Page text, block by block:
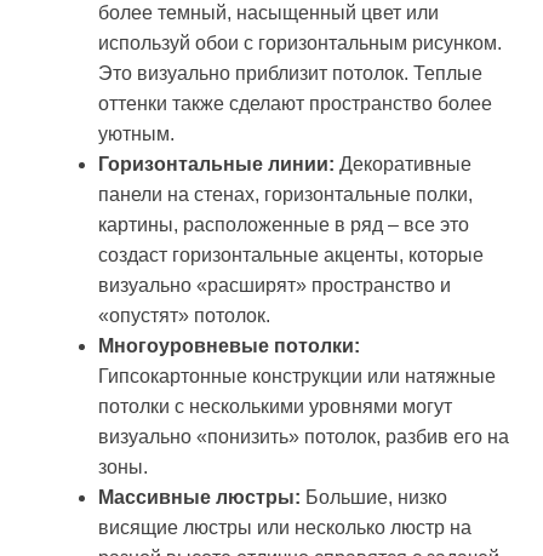
более темный, насыщенный цвет или
используй обои с горизонтальным рисунком.
Это визуально приблизит потолок. Теплые
оттенки также сделают пространство более
уютным.
Горизонтальные линии: Декоративные
панели на стенах, горизонтальные полки,
картины, расположенные в ряд – все это
создаст горизонтальные акценты, которые
визуально «расширят» пространство и
«опустят» потолок.
Многоуровневые потолки:
Гипсокартонные конструкции или натяжные
потолки с несколькими уровнями могут
визуально «понизить» потолок, разбив его на
зоны.
Массивные люстры: Большие, низко
висящие люстры или несколько люстр на